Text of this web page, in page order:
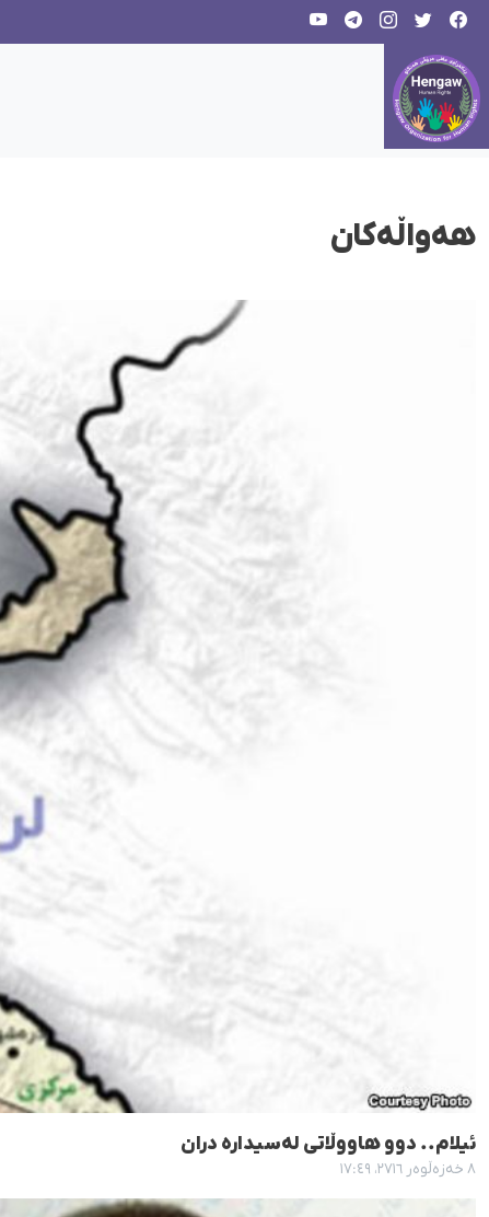
هەواڵەکان
ئیلام.. دوو هاووڵاتی لەسیدارە دران
٨ خەزەڵوەر ٢٧١٦، ١٧:٤٩